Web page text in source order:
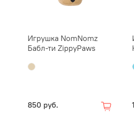
Игрушка NomNomz
Бабл-ти ZippyPaws
850 руб.